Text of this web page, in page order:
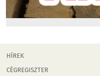
HÍREK
CÉGREGISZTER